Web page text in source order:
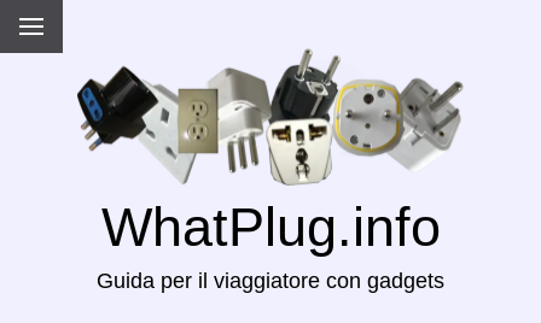
WhatPlug.info
Guida per il viaggiatore con gadgets